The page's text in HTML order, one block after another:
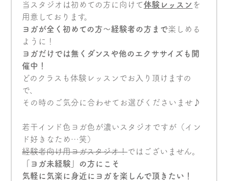
当スタジオは初めての方に向けて体験レッスン を
用意しております。
ヨガが全く初めての方〜経験者の方まで楽しめる
ように！
ヨガだけでは無くダンスや他のエクササイズも開
催中！
どのクラスも体験レッスンでお入り頂けますの
で、
その時のご気分に合わせてお選びくださいませ♪
若干インド色ヨガ色が濃いスタジオですが（イン
ド好きなため…笑）
経験者向け用ヨガスタジオ！ではございません。
「ヨガ未経験」の方にこそ
気軽に気楽に身近にヨガを楽しんで頂きたい！